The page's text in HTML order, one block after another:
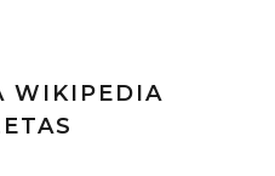
WIKIPEDIA